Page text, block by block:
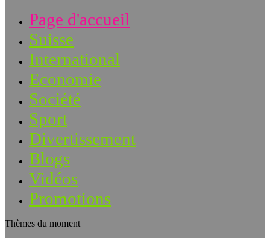
Page d'accueil
Suisse
International
Economie
Société
Sport
Divertissement
Blogs
Vidéos
Promotions
Thèmes du moment